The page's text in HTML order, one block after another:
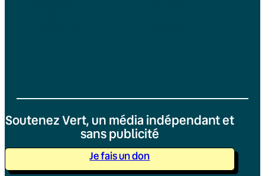
Soutenez Vert, un média indépendant et
sans publicité
Je fais un don